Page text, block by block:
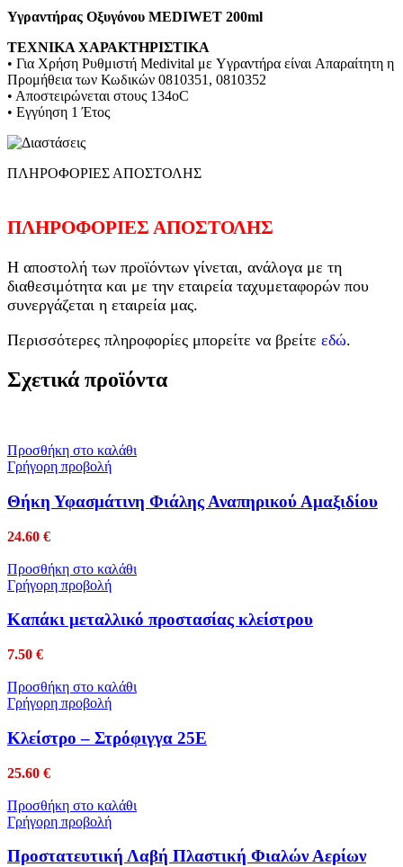
Υγραντήρας Οξυγόνου MEDIWET 200ml
ΤΕΧΝΙΚΑ ΧΑΡΑΚΤΗΡΙΣΤΙΚΑ
• Για Xρήση Ρυθμιστή Medivital με Yγραντήρα είναι Aπαραίτητη η
Προμήθεια των Κωδικών 0810351, 0810352
• Αποστειρώνεται στους 134oC
• Εγγύηση 1 Έτος
ΠΛΗΡΟΦΟΡΙΕΣ ΑΠΟΣΤΟΛΗΣ
ΠΛΗΡΟΦΟΡΙΕΣ ΑΠΟΣΤΟΛΗΣ
Η αποστολή των προϊόντων γίνεται, ανάλογα με τη
διαθεσιμότητα και με την εταιρεία ταχυμεταφορών που
συνεργάζεται η εταιρεία μας.
Περισσότερες πληροφορίες μπορείτε να βρείτε εδώ.
Σχετικά προϊόντα
Προσθήκη στο καλάθι
Γρήγορη προβολή
Θήκη Υφασμάτινη Φιάλης Αναπηρικού Αμαξιδίου
24.60 €
Προσθήκη στο καλάθι
Γρήγορη προβολή
Καπάκι μεταλλικό προστασίας κλείστρου
7.50 €
Προσθήκη στο καλάθι
Γρήγορη προβολή
Κλείστρο – Στρόφιγγα 25Ε
25.60 €
Προσθήκη στο καλάθι
Γρήγορη προβολή
Προστατευτική Λαβή Πλαστική Φιαλών Αερίων